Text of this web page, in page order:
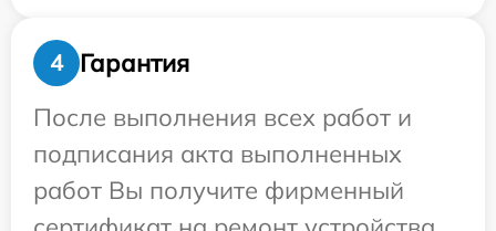
4
Гарантия
После выполнения всех работ и
подписания акта выполненных
работ Вы получите фирменный